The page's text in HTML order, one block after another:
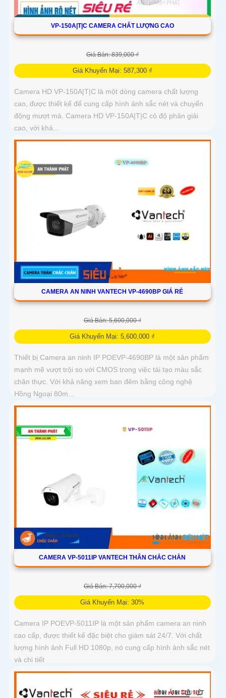
VP-150A|T|C CAMERA CHẤT LƯỢNG CAO
Giá Bán: 839,000 ₫
Giá Khuyến Mại: 587,300 ₫
Camera HD VP-150A|T|C là một dòng camera chất lượng
cao, được thiết kế để cung cấp hình ảnh sắc nét và chuyển
động mượt mà. Camera HD VP-150A|T|C có độ phân giải
cao, với khả...
CAMERA AN NINH VANTECH VP-4690BP GIÁ RẺ
Giá Bán: 5,600,000 ₫
Giá Khuyến Mại: 5,600,000 ₫
Thiết bị Camera an ninh IP POEVP-4690BP là một sản phẩm
mạnh mẽ vượt trội so với CMOS trong việc tái tạo màu sắc
chân thực. Với khả năng xem ban đêm bằng công nghệ
Hồng Ngoại 80m...
CAMERA VP-5011IP VANTECH THÂN CHẮC CHẮN
Giá Bán: 7,700,000 ₫
Giá Khuyến Mại: 30%
Camera IP POEVP-5011IP là một sản phẩm camera an ninh
cao cấp, được thiết kế đặc biệt cho giám sát 24/7. Với chất
lượng hình ảnh Full HD 1080p, nó cung cấp hình ảnh sắc nét
và chi tiết